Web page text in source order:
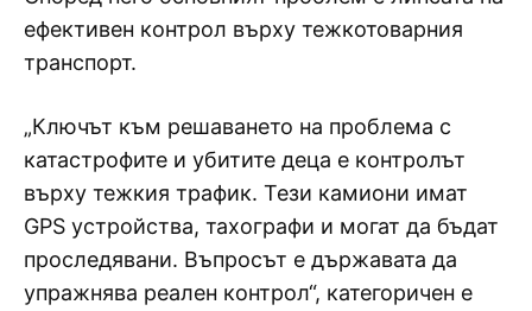
ефективен контрол върху тежкотоварния
транспорт.
„Ключът към решаването на проблема с
катастрофите и убитите деца е контролът
върху тежкия трафик. Тези камиони имат
GPS устройства, тахографи и могат да бъдат
проследявани. Въпросът е държавата да
упражнява реален контрол“, категоричен е